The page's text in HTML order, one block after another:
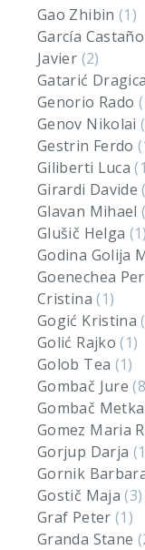
Gao Zhibin (1)
García
Javier (2)
Gatarić Dragica
Genorio Rado
Genov Nikolai
Gestrin Ferdo
Giliberti Luca
Girardi Davide
Glavan Mihael
Glušič Helga (1)
Godina Golija
Goenechea
Cristina(1)
Gogić Kristina
Golić Rajko(1)
Golob Tea (1)
Gombač Jure
Gombač Metka
Gomez Maria
Gorjup Darja
Gornik
Gostič Maja(3)
Graf Peter (1)
Granda Stane